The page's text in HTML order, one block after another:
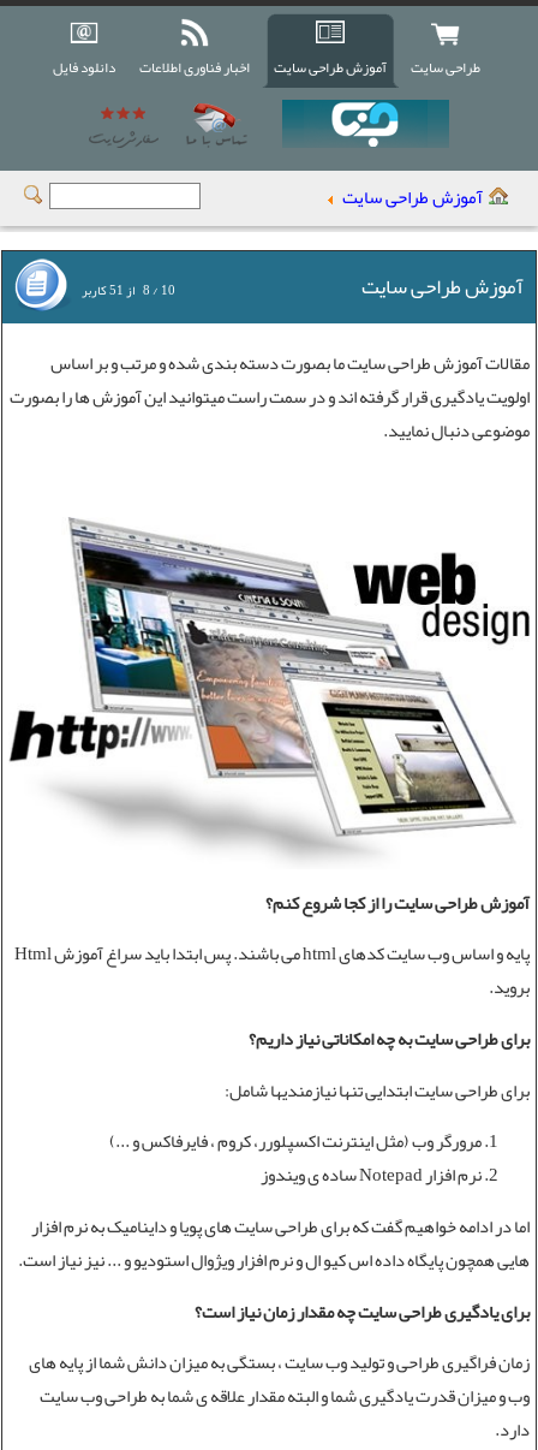
طراحی سایت آموزش طراحی سایت اخبار فناوری اطلاعات دانلود فایل
آموزش طراحی سایت
آموزش طراحی سایت 8/10 از51کاربر
مقالاتآموزش طراحی سایتما بصورت دسته بندی شده و مرتب و بر اساس
اولویت یادگیری قرار گرفته اند و در سمت راست میتوانید این آموزش ها را بصورت
موضوعی دنبال نمایید.
آموزشطراحی سایترا از کجا شروع کنم؟
پایه و اساس وب سایتکدهای html می باشند. پس ابتدا باید سراغآموزش Html
بروید.
برایطراحی سایتبه چه امکاناتی نیاز داریم؟
برایطراحی سایتابتدایی تنها نیازمندیها شامل:
مرورگر وب (مثل اینترنت اکسپلورر، کروم ، فایرفاکس و ...)
نرم افزار Notepad ساده ی ویندوز
اما در ادامه خواهیم گفت که برای طراحی سایت های پویا و داینامیک به نرم افزار
هایی همچون پایگاه داده اس کیو ال و نرم افزار ویژوال استودیو و ... نیز نیاز است.
برای یادگیریطراحی سایتچه مقدار زمان نیاز است؟
زمان فراگیری طراحی و تولید وب سایت ، بستگی به میزان دانش شما از پایه های
وب و میزان قدرت یادگیری شما و البته مقدار علاقه ی شما به طراحی وب سایت
دارد.